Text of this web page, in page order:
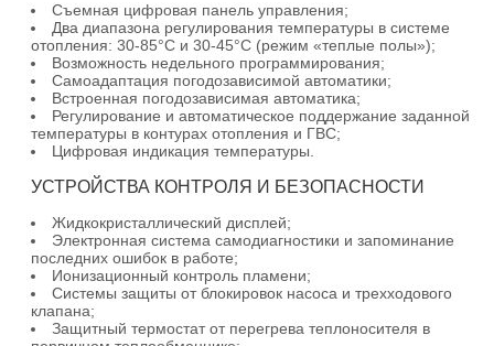
Съемная цифровая панель управления;
Два диапазона регулирования температуры в системе
отопления: 30-85°С и 30-45°С (режим «теплые полы»);
Возможность недельного программирования;
Самоадаптация погодозависимой автоматики;
Встроенная погодозависимая автоматика;
Регулирование и автоматическое поддержание заданной
температуры в контурах отопления и ГВС;
Цифровая индикация температуры.
УСТРОЙСТВА КОНТРОЛЯ И БЕЗОПАСНОСТИ
Жидкокристаллический дисплей;
Электронная система самодиагностики и запоминание
последних ошибок в работе;
Ионизационный контроль пламени;
Системы защиты от блокировок насоса и трехходового
клапана;
Защитный термостат от перегрева теплоносителя в